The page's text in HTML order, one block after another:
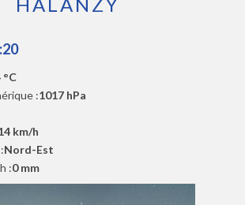
°C
:1017 hPa
km/h
Nord-Est
:0 mm